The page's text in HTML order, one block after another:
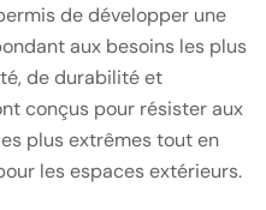
de développer une
aux besoins les plus
de durabilité et
conçus pour résister aux
plus extrêmes tout en
les espaces extérieurs.